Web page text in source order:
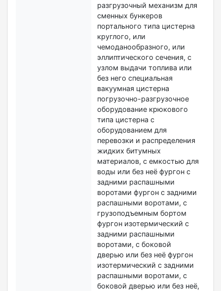
разгрузочный механизм для
сменных бункеров
портального типа цистерна
круглого, или
чемоданообразного, или
эллиптического сечения, с
узлом выдачи топлива или
без него специальная
вакуумная цистерна
погрузочно-разгрузочное
оборудование крюкового
типа цистерна с
оборудованием для
перевозки и распределения
жидких битумных
материалов, с емкостью для
воды или без неё фургон с
задними распашными
воротами фургон с задними
распашными воротами, с
грузоподъемным бортом
фургон изотермический с
задними распашными
воротами, с боковой
дверью или без неё фургон
изотермический с задними
распашными воротами, с
боковой дверью или без неё,